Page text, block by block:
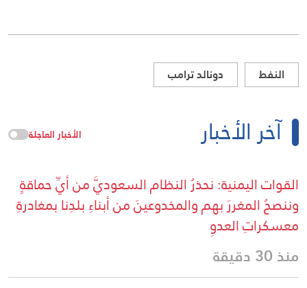
النفط دونالد ترامب
آخر الأخبار الأخبار العاجلة
القوات اليمنية: نحذرُ النظام السعوديَّ من أيِّ حماقةٍ
وننصحُ المغررَ بهم والمخدوعينَ من أبناءِ بلدِنا بمغادرةِ
معسكراتِ العدوِ
منذ 30 دقيقة